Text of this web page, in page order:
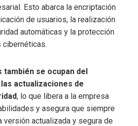
Esto abarca la encriptación
de usuarios, la realización
automáticas y la protección
cibernéticas.
se ocupan del
actualizaciones de
, lo que libera a la empresa
y asegura que siempre
versión actualizada y segura de